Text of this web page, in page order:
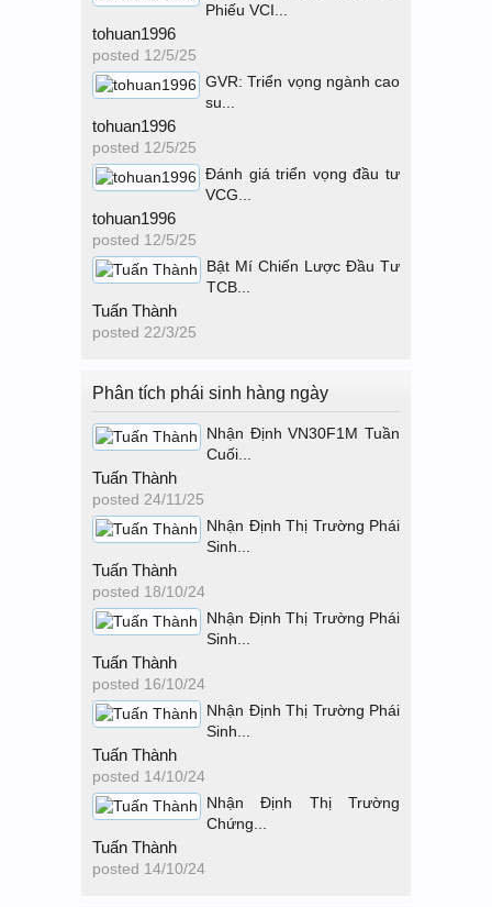
Phiếu VCI...
tohuan1996
posted 12/5/25
GVR: Triển vọng ngành cao
su...
tohuan1996
posted 12/5/25
Đánh giá triển vọng đầu tư
VCG...
tohuan1996
posted 12/5/25
Bật Mí Chiến Lược Đầu Tư
TCB...
Tuấn Thành
posted 22/3/25
Phân tích phái sinh hàng ngày
Nhận Định VN30F1M Tuần
Cuối...
Tuấn Thành
posted 24/11/25
Nhận Định Thị Trường Phái
Sinh...
Tuấn Thành
posted 18/10/24
Nhận Định Thị Trường Phái
Sinh...
Tuấn Thành
posted 16/10/24
Nhận Định Thị Trường Phái
Sinh...
Tuấn Thành
posted 14/10/24
Nhận Định Thị Trường
Chứng...
Tuấn Thành
posted 14/10/24